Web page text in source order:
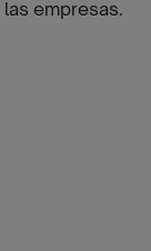
empresas.